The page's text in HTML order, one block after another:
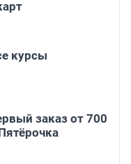
курсы
заказ от 700